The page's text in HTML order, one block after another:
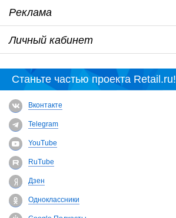
Реклама
Личный кабинет
Станьте частью проекта Retail.ru!
Вконтакте
Telegram
YouTube
RuTube
Дзен
Одноклассники